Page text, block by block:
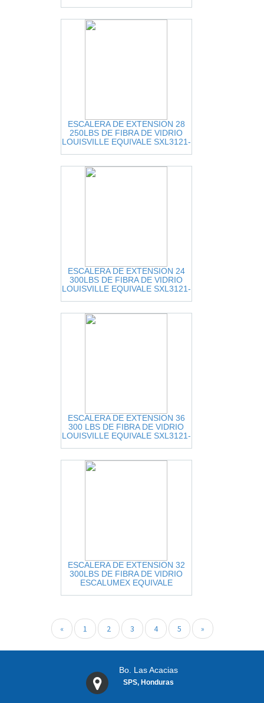
ESCALERA DE EXTENSION 28
250LBS DE FIBRA DE VIDRIO
LOUISVILLE EQUIVALE SXL3121-
ESCALERA DE EXTENSION 24
300LBS DE FIBRA DE VIDRIO
LOUISVILLE EQUIVALE SXL3121-
ESCALERA DE EXTENSION 36
300 LBS DE FIBRA DE VIDRIO
LOUISVILLE EQUIVALE SXL3121-
ESCALERA DE EXTENSION 32
300LBS DE FIBRA DE VIDRIO
ESCALUMEX EQUIVALE
« 1 2 3 4 5 »
Bo. Las Acacias
SPS, Honduras